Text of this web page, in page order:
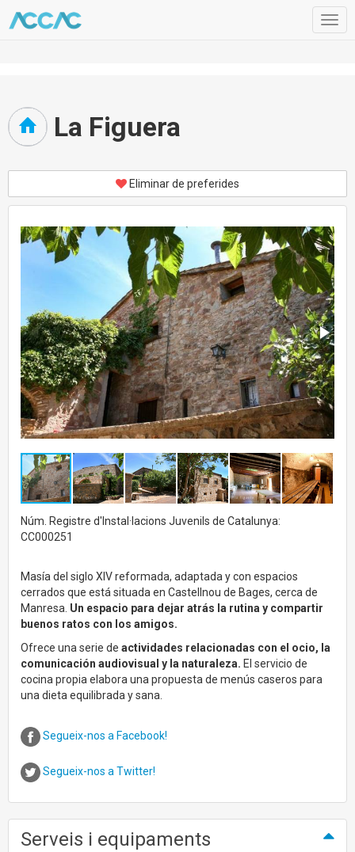
La Figuera
Eliminar de preferides
Núm. Registre d'Instal·lacions Juvenils de Catalunya:
CC000251
Masía del siglo XIV reformada, adaptada y con espacios
cerrados que está situada en Castellnou de Bages, cerca de
Manresa. Un espacio para dejar atrás la rutina y compartir
buenos ratos con los amigos.
Ofrece una serie de actividades relacionadas con el ocio, la
comunicación audiovisual y la naturaleza. El servicio de
cocina propia elabora una propuesta de menús caseros para
una dieta equilibrada y sana.
Segueix-nos a Facebook!
Segueix-nos a Twitter!
Serveis i equipaments